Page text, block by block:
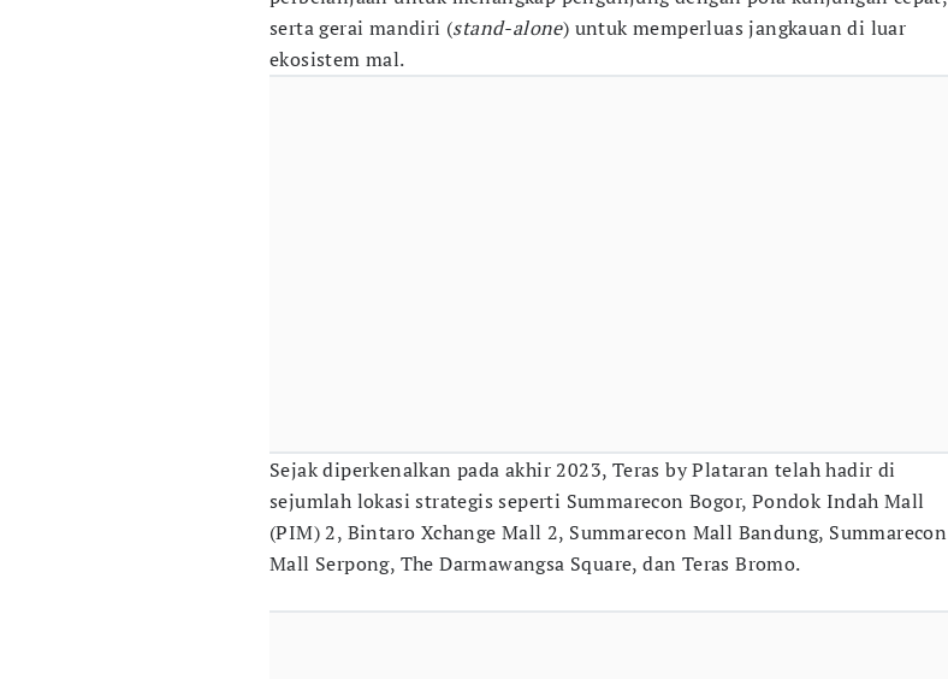
serta gerai mandiri (stand-alone) untuk memperluas jangkauan di luar
ekosistem mal.
Sejak diperkenalkan pada akhir 2023, Teras by Plataran telah hadir di
sejumlah lokasi strategis seperti Summarecon Bogor, Pondok Indah Mall
(PIM) 2, Bintaro Xchange Mall 2, Summarecon Mall Bandung, Summarecon
Mall Serpong, The Darmawangsa Square, dan Teras Bromo.